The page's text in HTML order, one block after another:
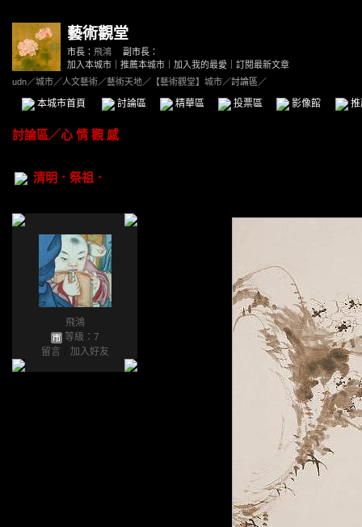
藝術觀堂
市長： 飛鴻
副市長：
加入本城市
推薦本城市 加入我的最愛
訂閱最新文章
udn／城市／人文藝術／藝術天地／ 【藝術觀堂】城市／討論區／
本城市首頁 討論區 精華區 投票區 影像館
討論區／心 情 觀 感
清明．祭祖．
飛鴻
等級：7
留言
加入好友